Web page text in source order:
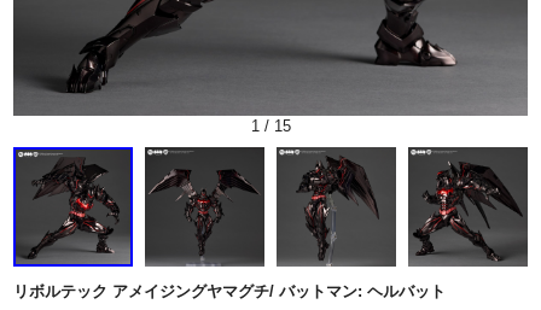
1 / 15
リボルテック アメイジングヤマグチ/ バットマン: ヘルバット